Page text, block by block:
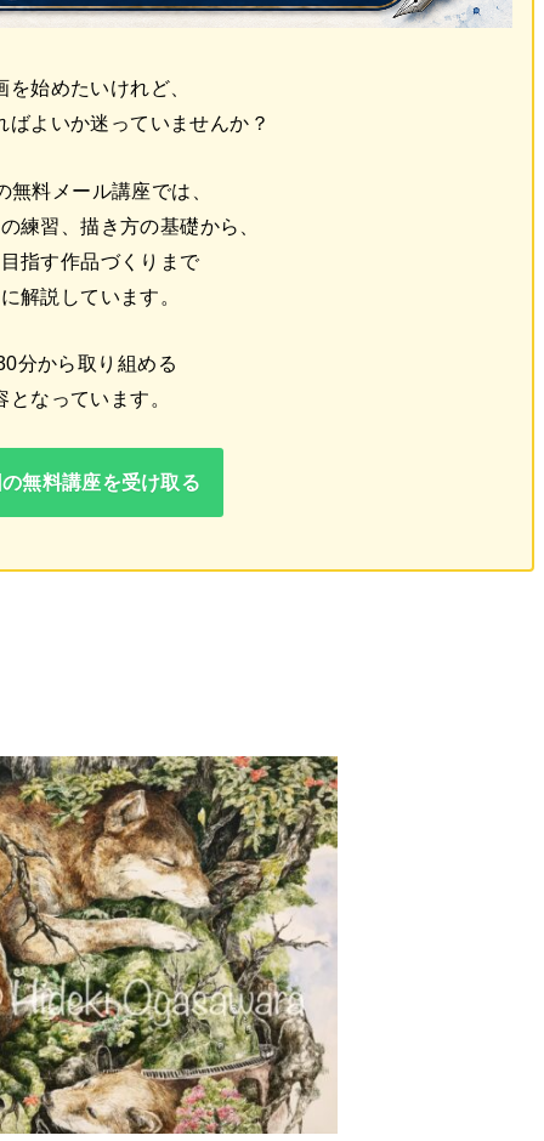
を始めたいけれど、
ばよいか迷っていませんか？
無料メール講座では、
練習、描き方の基礎から、
指す作品づくりまで
解説しています。
分から取り組める
となっています。
無料講座を受け取る